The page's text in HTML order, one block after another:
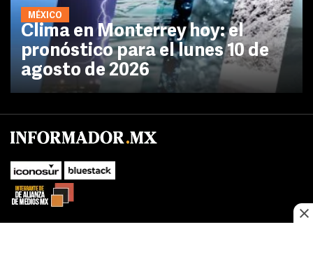
MÉXICO
Clima en Monterrey hoy: el
pronóstico para el lunes 10 de
agosto de 2026